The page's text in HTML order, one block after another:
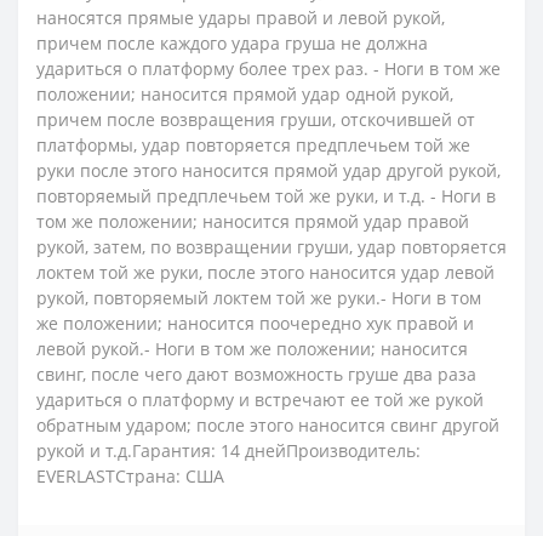
наносятся прямые удары правой и левой рукой,
причем после каждого удара груша не должна
удариться о платформу более трех раз. - Ноги в том же
положении; наносится прямой удар одной рукой,
причем после возвращения груши, отскочившей от
платформы, удар повторяется предплечьем той же
руки после этого наносится прямой удар другой рукой,
повторяемый предплечьем той же руки, и т.д. - Ноги в
том же положении; наносится прямой удар правой
рукой, затем, по возвращении груши, удар повторяется
локтем той же руки, после этого наносится удар левой
рукой, повторяемый локтем той же руки.- Ноги в том
же положении; наносится поочередно хук правой и
левой рукой.- Ноги в том же положении; наносится
свинг, после чего дают возможность груше два раза
удариться о платформу и встречают ее той же рукой
обратным ударом; после этого наносится свинг другой
рукой и т.д.Гарантия: 14 днейПроизводитель:
EVERLASTСтрана: США